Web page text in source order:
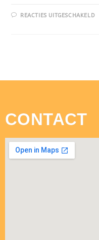
REACTIES UITGESCHAKELD
CONTACT